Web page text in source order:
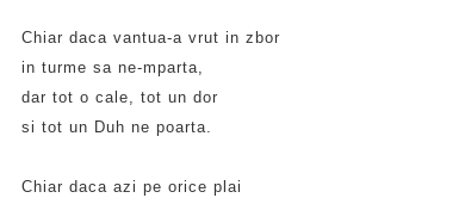
Chiar daca vantua-a vrut in zbor
in turme sa ne-mparta,
dar tot o cale, tot un dor
si tot un Duh ne poarta.
Chiar daca azi pe orice plai